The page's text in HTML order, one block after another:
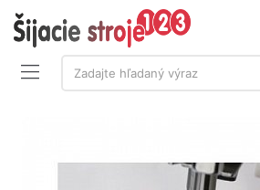
Vyhľadávanie:
Zadajte hľadaný výraz